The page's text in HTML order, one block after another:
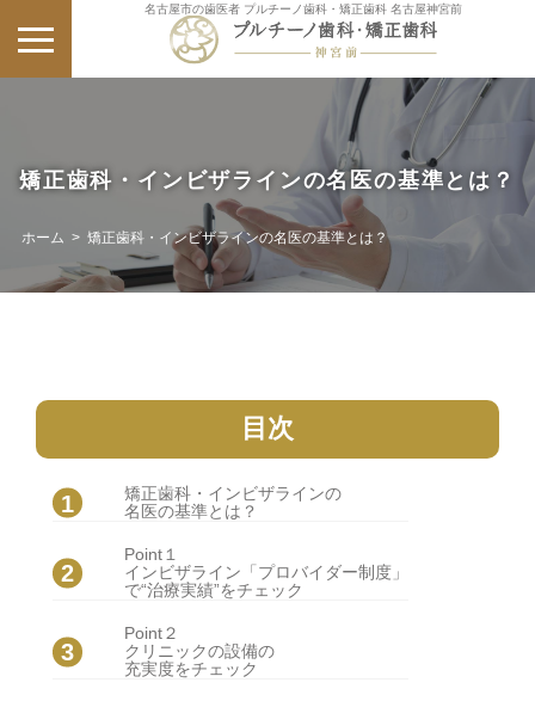
名古屋市の歯医者 プルチーノ歯科・矯正歯科 名古屋神宮前
矯正歯科・インビザラインの名医の基準とは？
ホーム > 矯正歯科・インビザラインの名医の基準とは？
目次
矯正歯科・インビザラインの
名医の基準とは？
Point１
インビザライン「プロバイダー制度」
で“治療実績”をチェック
Point２
クリニックの設備の
充実度をチェック